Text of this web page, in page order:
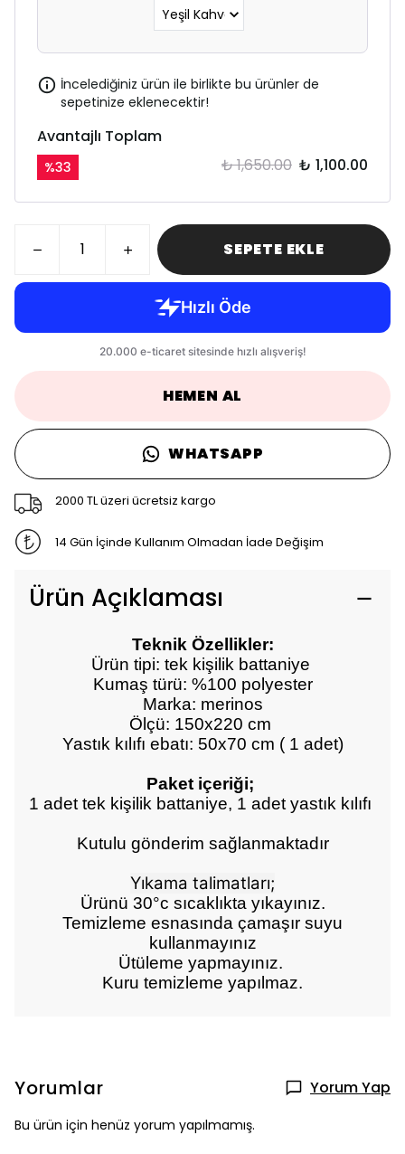
İncelediğiniz ürün ile birlikte bu ürünler de
sepetinize eklenecektir!
Avantajlı Toplam
%33 ₺ 1,650.00 ₺ 1,100.00
SEPETE EKLE
HEMEN AL
WHATSAPP
2000 TL üzeri ücretsiz kargo
14 Gün İçinde Kullanım Olmadan İade Değişim
Ürün Açıklaması
Teknik Özellikler:
Ürün tipi: tek kişilik battaniye
Kumaş türü: %100 polyester
Marka: merinos
Ölçü: 150x220 cm
Yastık kılıfı ebatı: 50x70 cm ( 1 adet)
Paket içeriği;
1 adet tek kişilik battaniye, 1 adet yastık kılıfı
Kutulu gönderim sağlanmaktadır
Yıkama talimatları;
Ürünü 30°c sıcaklıkta yıkayınız.
Temizleme esnasında çamaşır suyu
kullanmayınız
Ütüleme yapmayınız.
Kuru temizleme yapılmaz.
Yorumlar Yorum Yap
Bu ürün için henüz yorum yapılmamış.